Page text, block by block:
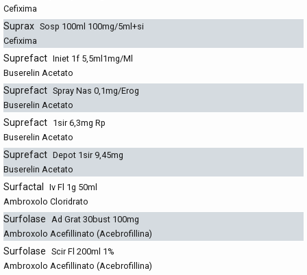
Cefixima
Suprax Sosp 100ml 100mg/5ml+si
Cefixima
Suprefact Iniet 1f 5,5ml1mg/Ml
Buserelin Acetato
Suprefact Spray Nas 0,1mg/Erog
Buserelin Acetato
Suprefact 1sir 6,3mg Rp
Buserelin Acetato
Suprefact Depot 1sir 9,45mg
Buserelin Acetato
Surfactal
Iv Fl 1g 50ml
Ambroxolo Cloridrato
Surfolase Ad Grat 30bust 100mg
Ambroxolo Acefillinato (Acebrofillina)
Surfolase Scir Fl 200ml 1%
Ambroxolo Acefillinato (Acebrofillina)